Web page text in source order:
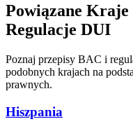
Powiązane
Regulacje DUI
Poznaj przepisy BAC i
podobnych krajach na
prawnych.
Hiszpania